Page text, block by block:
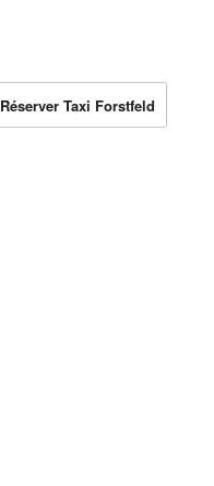
Réserver Taxi Forstfeld